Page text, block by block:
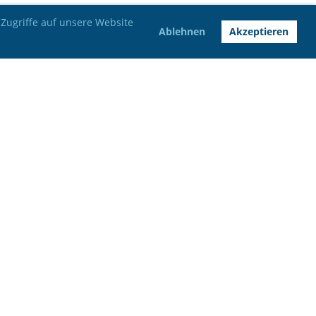
auf unsere Website
Ablehnen Akzeptieren